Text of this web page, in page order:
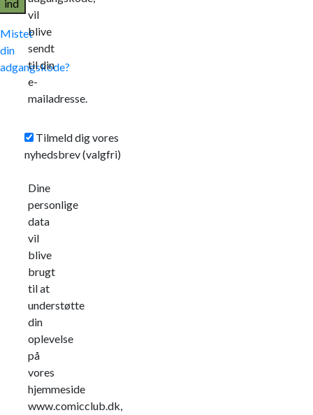
ind
Mistet
din
adgangskode?
vil
blive
sendt
til din
e-
mailadresse.
Tilmeld dig vores
nyhedsbrev(valgfri)
Dine
personlige
data
vil
blive
brugt
til at
understøtte
din
oplevelse
på
vores
hjemmeside
www.comicclub.dk,